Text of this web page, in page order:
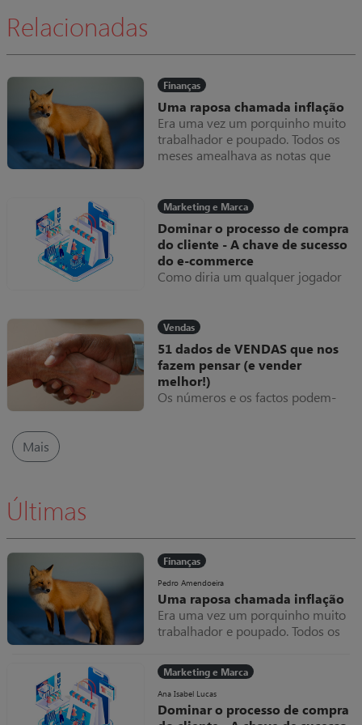
Relacionadas
Finanças
Uma raposa chamada inflação
Era uma vez um porquinho muito
trabalhador e poupado. Todos os
meses amealhava as notas que
Uma raposa chamada inflação
Marketing e Marca
Dominar o processo de compra
do cliente - A chave de sucesso
do e-commerce
Como diria um qualquer jogador
deveria ser uma linha de
orientação em tudo o que se
faz.arcas.
Vendas
51 dados de VENDAS que nos
fazem pensar (e vender
melhor!)
Os números e os factos podem-
Mais
Últimas
Finanças
Pedro Amendoeira
Uma raposa chamada inflação
Era uma vez um porquinho muito
trabalhador e poupado. Todos os
ganhava dentro do seu colchão,
que cada vez ficava mais grosso.
Uma raposa chamada inflação
Marketing e Marca
Ana Isabel Lucas
Dominar o processo de compra